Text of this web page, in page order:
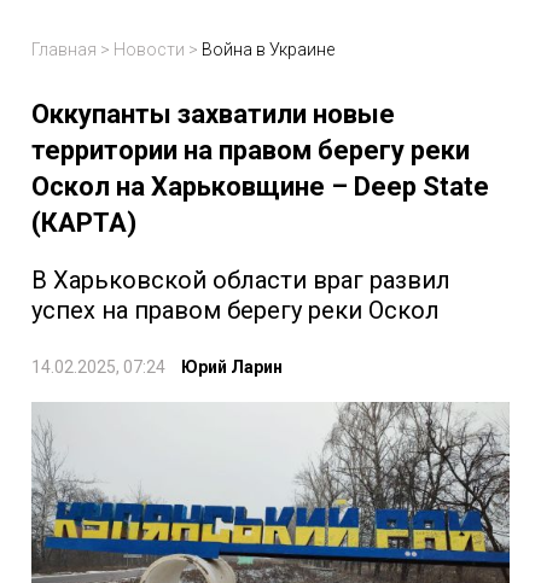
Главная > Новости > Война в Украине
Оккупанты захватили новые
территории на правом берегу реки
Оскол на Харьковщине – Deep State
(КАРТА)
В Харьковской области враг развил
успех на правом берегу реки Оскол
14.02.2025, 07:24 Юрий Ларин